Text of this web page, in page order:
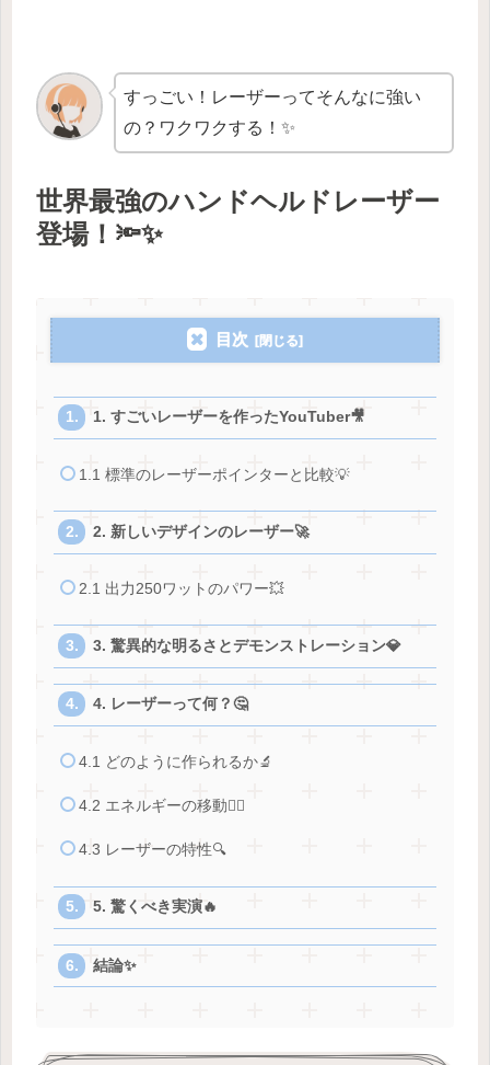
すっごい！レーザーってそんなに強い
の？ワクワクする！✨
世界最強のハンドヘルドレーザー
登場！🔦✨
目次
1. すごいレーザーを作ったYouTuber🎥
1.1 標準のレーザーポインターと比較💡
2. 新しいデザインのレーザー🚀
2.1 出力250ワットのパワー💥
3. 驚異的な明るさとデモンストレーション💎
4. レーザーって何？🤔
4.1 どのように作られるか🔬
4.2 エネルギーの移動🏃‍♀️
4.3 レーザーの特性🔍
5. 驚くべき実演🔥
結論✨